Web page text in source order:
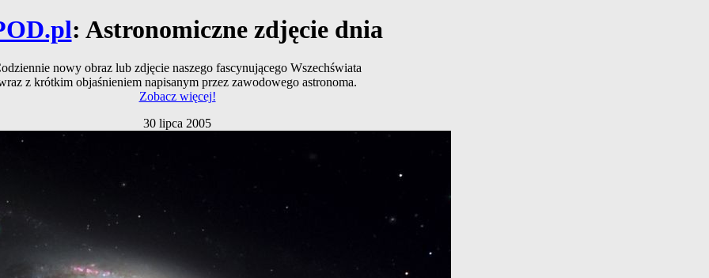
: Astronomiczne zdjęcie dnia
nowy obraz lub zdjęcie naszego fascynującego Wszechświata
z krótkim objaśnieniem napisanym przez zawodowego astronoma.
Zobacz więcej!
30 lipca 2005